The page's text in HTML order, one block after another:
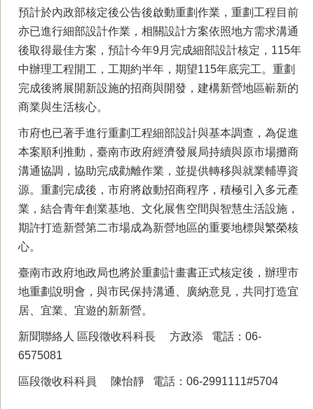
預計於內政部核定後公告後啟動重劃作業，重劃工程目前
亦已進行細部設計作業，相關設計方案依照地方需求溝通
後取得最佳方案，預計今年9月完成細部設計核定，115年
中辦理工程開工，工期約半年，期望115年底完工。重劃
完成後將展開新設施的招商與開發，建構新營地區嶄新的
商業與生活核心。
市府也已著手進行重劃工程細部設計與基本調查，為促進
本案順利推動，臺南市政府經濟發展局持續與原市場攤商
溝通協調，協助完成勸離作業，並提供轉移與就業輔導資
源。重劃完成後，市府將啟動招商程序，積極引入多元產
業，結合青年創業基地、文化展售空間與智慧生活設施，
期許打造新營第二市場成為新營地區的重要地標與繁榮核
心。
臺南市政府地政局也將於重劃計畫書正式核定後，辦理市
地重劃說明會，與市民保持溝通、廣納意見，共同打造宜
居、宜業、宜遊的新新營。
新聞聯絡人 區段徵收科科長 方政添 電話：06-
6575081
區段徵收科科員 陳怡靜 電話：06-2991111#5704